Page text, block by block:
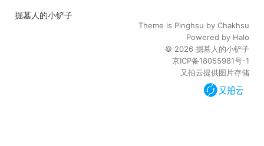
掘墓人的小铲子
Theme is Pinghsu by Chakhsu
Powered by Halo
© 2026 掘墓人的小铲子
京ICP备18055981号-1
又拍云提供图片存储